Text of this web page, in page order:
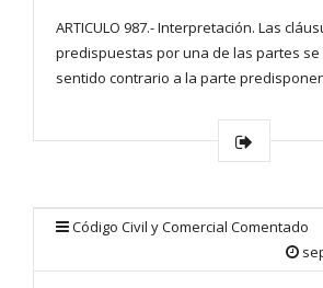
ARTICULO 987.- Interpretación. Las
predispuestas por una de las partes
sentido contrario a la parte
Código Civil y Comercial Comentado